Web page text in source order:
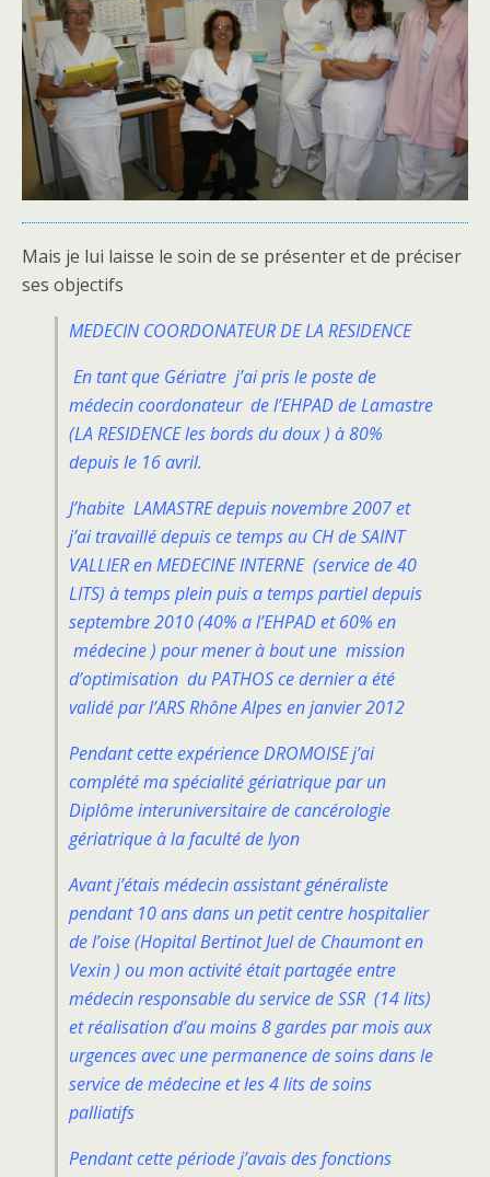
Mais je lui laisse le soin de se présenter et de préciser
ses objectifs
MEDECIN COORDONATEUR DE LA RESIDENCE
En tant que Gériatre j’ai pris le poste de
médecin coordonateur de l’EHPAD de Lamastre
(LA RESIDENCE les bords du doux ) à 80%
depuis le 16 avril.
J’habite LAMASTRE depuis novembre 2007 et
j’ai travaillé depuis ce temps au CH de SAINT
VALLIER en MEDECINE INTERNE (service de 40
LITS) à temps plein puis a temps partiel depuis
septembre 2010 (40% a l’EHPAD et 60% en
médecine ) pour mener à bout une mission
d’optimisation du PATHOS ce dernier a été
validé par l’ARS Rhône Alpes en janvier 2012
Pendant cette expérience DROMOISE j’ai
complété ma spécialité gériatrique par un
Diplôme interuniversitaire de cancérologie
gériatrique à la faculté de lyon
Avant j’étais médecin assistant généraliste
pendant 10 ans dans un petit centre hospitalier
de l’oise (Hopital Bertinot Juel de Chaumont en
Vexin ) ou mon activité était partagée entre
médecin responsable du service de SSR (14 lits)
et réalisation d’au moins 8 gardes par mois aux
urgences avec une permanence de soins dans le
service de médecine et les 4 lits de soins
palliatifs
Pendant cette période j’avais des fonctions